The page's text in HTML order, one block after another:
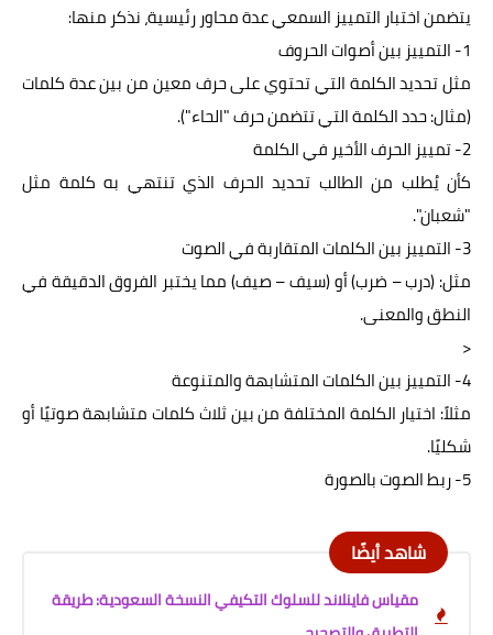
يتضمن اختبار التمييز السمعي عدة محاور رئيسية، نذكر منها:
1- التمييز بين أصوات الحروف
مثل تحديد الكلمة التي تحتوي على حرف معين من بين عدة كلمات
(مثال: حدد الكلمة التي تتضمن حرف "الحاء").
2- تمييز الحرف الأخير في الكلمة
كأن يُطلب من الطالب تحديد الحرف الذي تنتهي به كلمة مثل
"شعبان".
3- التمييز بين الكلمات المتقاربة في الصوت
مثل: (درب – ضرب) أو (سيف – صيف) مما يختبر الفروق الدقيقة في
النطق والمعنى.
<
4- التمييز بين الكلمات المتشابهة والمتنوعة
مثلاً: اختيار الكلمة المختلفة من بين ثلاث كلمات متشابهة صوتيًا أو
شكليًا.
5- ربط الصوت بالصورة
شاهد أيضًا
مقياس فاينلاند للسلوك التكيفي النسخة السعودية: طريقة